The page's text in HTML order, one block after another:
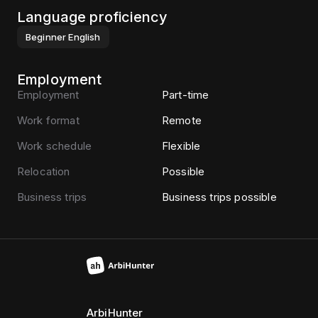
Language proficiency
Beginner English
Employment
Employment
Part-time
Work format
Remote
Work schedule
Flexible
Relocation
Possible
Business trips
Business trips possible
ArbiHunter